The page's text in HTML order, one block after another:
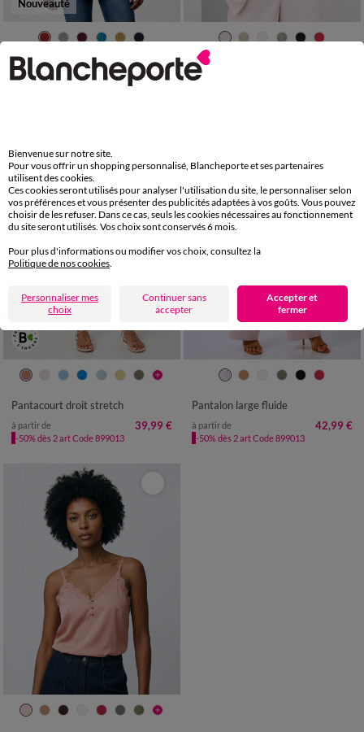
Nouveauté
34/36 38/40 42/44 46/48
54
Pull tunique évasé col rond, maille anglaise
36 38 40 42 44 46 48
Veste manches 3/4, crêpe fluide
36 40 42 44 46
48
Pantacourt droit stretch
à partir de 39,99 €
-50% dès 2 art Code 899013
38 40 42 44 46
Pantalon large fluide
à partir de 42,99 €
-50% dès 2 art Code 899013
36 38 40 42 44 46
48
Bienvenue sur notre site.
Pour vous offrir un shopping personnalisé, Blancheporte et ses partenaires
utilisent des cookies.
Ces cookies seront utilisés pour analyser l'utilisation du site, le personnaliser selon
vos préférences et vous présenter des publicités adaptées à vos goûts. Vous pouvez
choisir de les refuser. Dans ce cas, seuls les cookies nécessaires au fonctionnement
du site seront utilisés. Vos choix sont conservés 6 mois.
Pour plus d'informations ou modifier vos choix, consultez la
Politique de nos cookies
Personnaliser mes
choix
Continuer sans
accepter
Accepter et
fermer